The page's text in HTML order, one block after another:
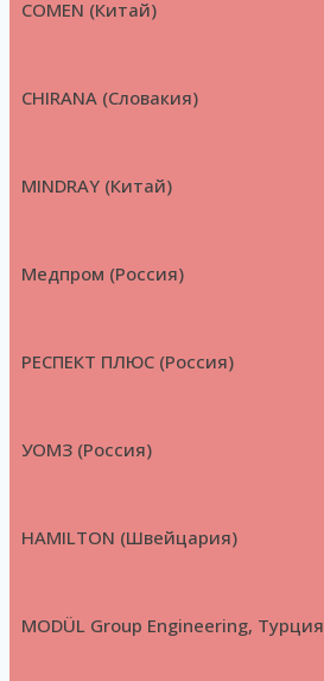
COMEN (Китай)
CHIRANA (Словакия)
MINDRAY (Китай)
Медпром (Россия)
РЕСПЕКТ ПЛЮС (Россия)
УОМЗ (Россия)
HAMILTON (Швейцария)
MODÜL Group Engineering, Турция